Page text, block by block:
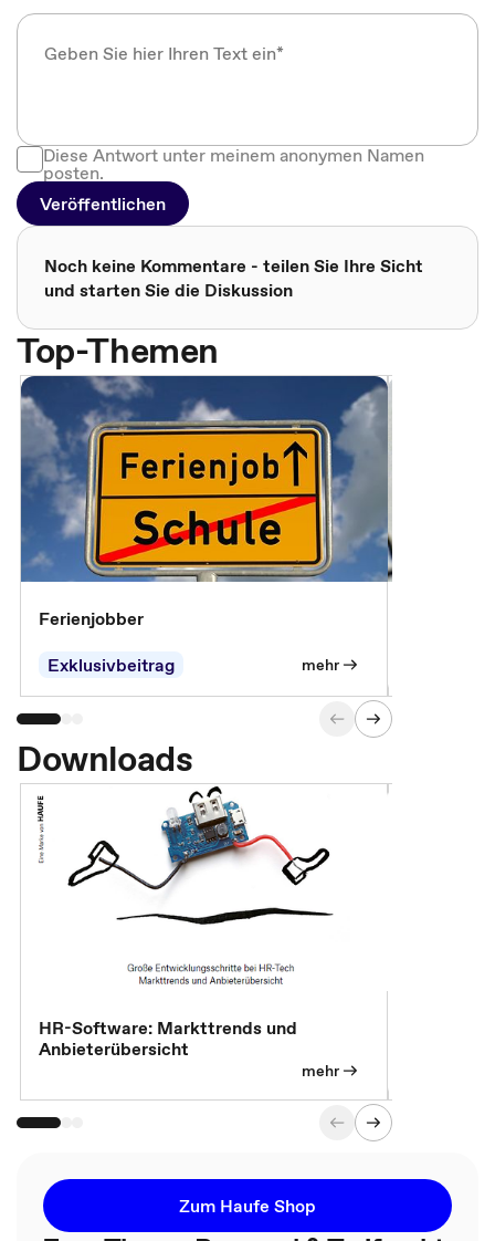
Diese Antwort unter meinem anonymen Namen
posten.
Veröffentlichen
Noch keine Kommentare - teilen Sie Ihre Sicht
und starten Sie die Diskussion
Top-Themen
Ferienjobber
Exklusivbeitrag
mehr
Downloads
HR-Software: Markttrends und
Anbieterübersicht
mehr
Zum Haufe Shop